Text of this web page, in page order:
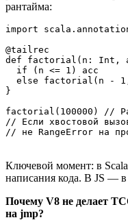
рантайма:
import
@tailrec
def factorial(n: Int,
  if (n <= 1) acc
else factorial(n -
}
factorial(100000) //
// Если хвостовой
Ключевой момент: в
написания кода. В JS — в
Почему V8 не делает
на jmp?